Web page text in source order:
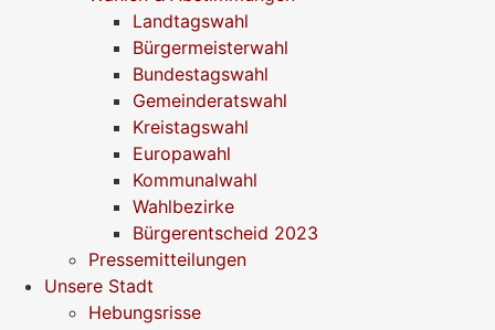
Landtagswahl
Bürgermeisterwahl
Bundestagswahl
Gemeinderatswahl
Kreistagswahl
Europawahl
Kommunalwahl
Wahlbezirke
Bürgerentscheid 2023
Pressemitteilungen
Unsere Stadt
Hebungsrisse